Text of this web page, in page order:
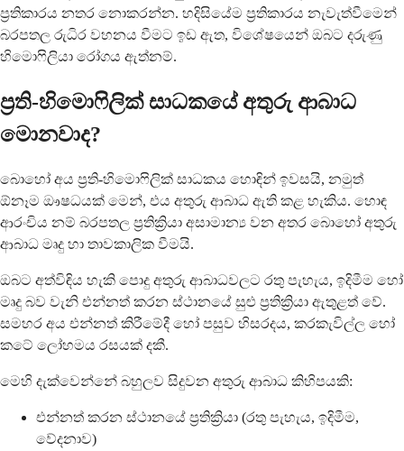
ප්‍රතිකාරය නතර නොකරන්න. හදිසියේම ප්‍රතිකාරය නැවැත්වීමෙන්
බරපතල රුධිර වහනය වීමට ඉඩ ඇත, විශේෂයෙන් ඔබට දරුණු
හිමොෆිලියා රෝගය ඇත්නම්.
ප්‍රති-හිමොෆිලික් සාධකයේ අතුරු ආබාධ
මොනවාද?
බොහෝ අය ප්‍රති-හිමොෆිලික් සාධකය හොඳින් ඉවසයි, නමුත්
ඕනෑම ඖෂධයක් මෙන්, එය අතුරු ආබාධ ඇති කළ හැකිය. හොඳ
ආරංචිය නම් බරපතල ප්‍රතික්‍රියා අසාමාන්‍ය වන අතර බොහෝ අතුරු
ආබාධ මෘදු හා තාවකාලික වීමයි.
ඔබට අත්විඳිය හැකි පොදු අතුරු ආබාධවලට රතු පැහැය, ඉදිමීම හෝ
මෘදු බව වැනි එන්නත් කරන ස්ථානයේ සුළු ප්‍රතික්‍රියා ඇතුළත් වේ.
සමහර අය එන්නත් කිරීමේදී හෝ පසුව හිසරදය, කරකැවිල්ල හෝ
කටේ ලෝහමය රසයක් දකී.
මෙහි දැක්වෙන්නේ බහුලව සිදුවන අතුරු ආබාධ කිහිපයකි:
එන්නත් කරන ස්ථානයේ ප්‍රතික්‍රියා (රතු පැහැය, ඉදිමීම,
වේදනාව)